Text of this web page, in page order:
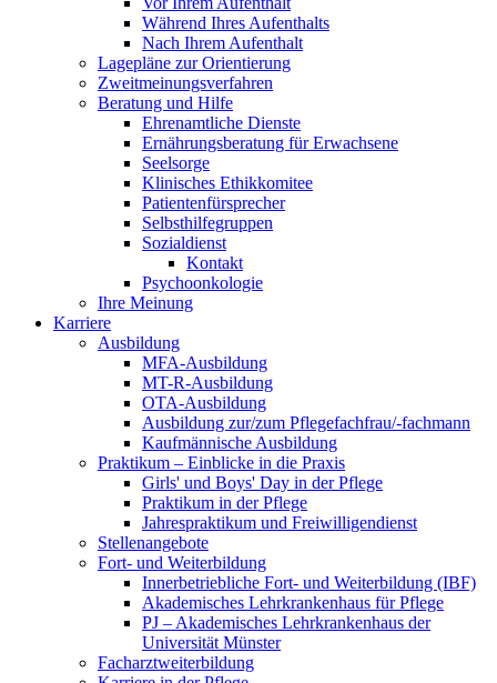
Während Ihres Aufenthalts
Nach Ihrem Aufenthalt
Lagepläne zur Orientierung
Zweitmeinungsverfahren
Beratung und Hilfe
Ehrenamtliche Dienste
Ernährungsberatung für Erwachsene
Seelsorge
Klinisches Ethikkomitee
Patientenfürsprecher
Selbsthilfegruppen
Sozialdienst
Kontakt
Psychoonkologie
Ihre Meinung
Karriere
Ausbildung
MFA-Ausbildung
MT-R-Ausbildung
OTA-Ausbildung
Ausbildung zur/zum Pflegefachfrau/-fachmann
Kaufmännische Ausbildung
Praktikum – Einblicke in die Praxis
Girls' und Boys' Day in der Pflege
Praktikum in der Pflege
Jahrespraktikum und Freiwilligendienst
Stellenangebote
Fort- und Weiterbildung
Innerbetriebliche Fort- und Weiterbildung (IBF)
Akademisches Lehrkrankenhaus für Pflege
PJ – Akademisches Lehrkrankenhaus der
Universität Münster
Facharztweiterbildung